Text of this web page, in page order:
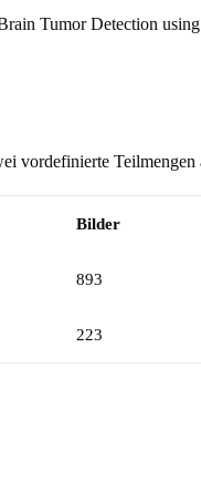
Tumor Detection
vordefinierte
Bilder
893
223